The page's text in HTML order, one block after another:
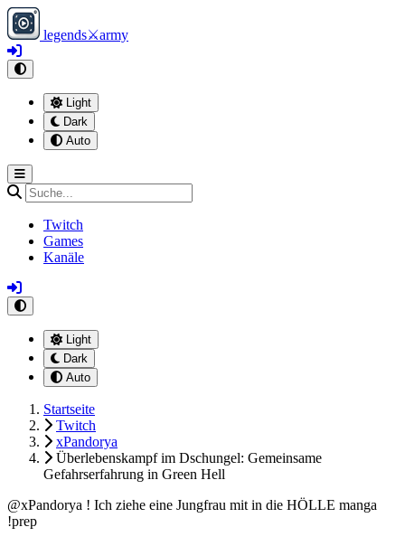
legends⚔army
Light
Dark
Auto
Twitch
Games
Kanäle
Light
Dark
Auto
Startseite
Twitch
xPandorya
Überlebenskampf im Dschungel: Gemeinsame
Gefahrserfahrung in Green Hell
@xPandorya ! Ich ziehe eine Jungfrau mit in die HÖLLE manga
!prep